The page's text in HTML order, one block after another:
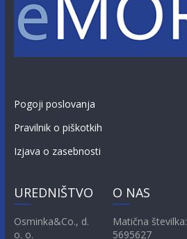
Pogoji poslovanja
Pravilnik o piškotkih
Izjava o zasebnosti
UREDNIŠTVO
Osminka&Co., d.
o. o.
O NAS
Matična številka:
5695627